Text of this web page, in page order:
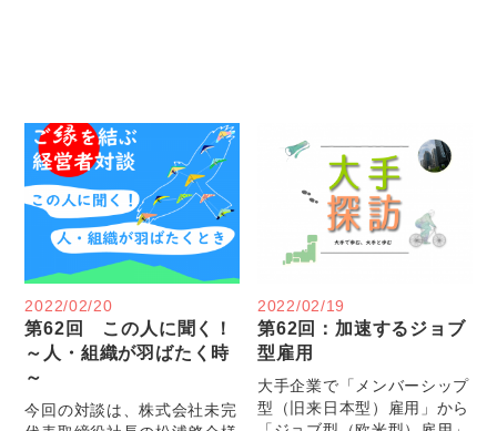
2022/02/20
第62回 この人に聞く！
～人・組織が羽ばたく時
～
今回の対談は、株式会社未完
2022/02/19
第62回：加速するジョブ
型雇用
大手企業で「メンバーシップ
型（旧来日本型）雇用」から